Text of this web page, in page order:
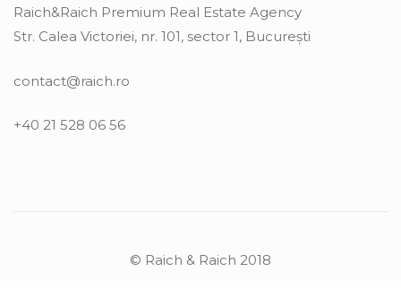
Raich&Raich Premium Real Estate Agency
Str. Calea Victoriei, nr. 101, sector 1, București
contact@raich.ro
+40 21 528 06 56
© Raich & Raich 2018